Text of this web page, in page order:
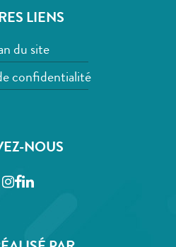
LIENS
du site
confidentialité
NOUS
Instagram
Facebook
LinkedIn